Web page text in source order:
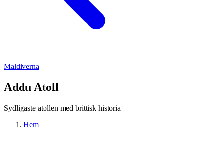
Maldiverna
Addu Atoll
Sydligaste atollen med brittisk historia
Hem